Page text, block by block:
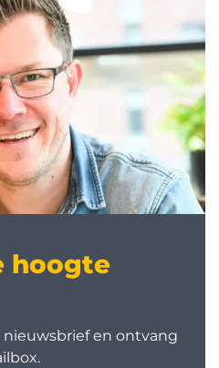
hoogte
nieuwsbrief en ontvang